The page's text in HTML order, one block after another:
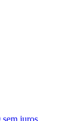
sem juros